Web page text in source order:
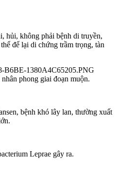
hủi, không phải bệnh di truyền,
để lại di chứng trầm trọng, tàn
phong giai đoạn muộn.
bệnh khó lây lan, thường xuất
Leprae gây ra.